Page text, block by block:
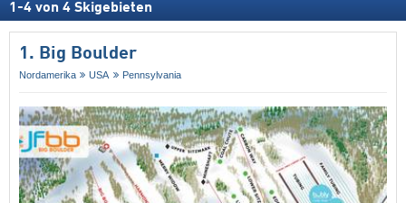
1 -4 von 4 Skigebieten
1. Big Boulder
Nordamerika USA Pennsylvania